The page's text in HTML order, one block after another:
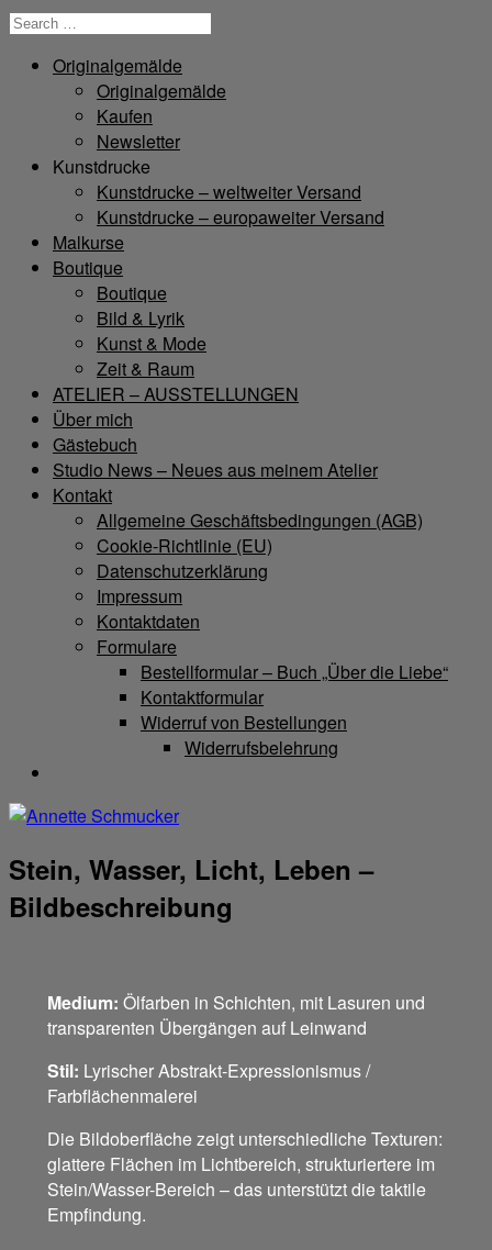
Originalgemälde
Originalgemälde
Kaufen
Newsletter
Kunstdrucke
Kunstdrucke – weltweiter Versand
Kunstdrucke – europaweiter Versand
Malkurse
Boutique
Boutique
Bild & Lyrik
Kunst & Mode
Zeit & Raum
ATELIER – AUSSTELLUNGEN
Über mich
Gästebuch
Studio News – Neues aus meinem Atelier
Kontakt
Allgemeine Geschäftsbedingungen (AGB)
Cookie-Richtlinie (EU)
Datenschutzerklärung
Impressum
Kontaktdaten
Formulare
Bestellformular – Buch „Über die Liebe“
Kontaktformular
Widerruf von Bestellungen
Widerrufsbelehrung
Stein, Wasser, Licht, Leben –
Bildbeschreibung
Medium: Ölfarben in Schichten, mit Lasuren und
transparenten Übergängen auf Leinwand
Stil: Lyrischer Abstrakt-Expressionismus /
Farbflächenmalerei
Die Bildoberfläche zeigt unterschiedliche Texturen:
glattere Flächen im Lichtbereich, strukturiertere im
Stein/Wasser-Bereich – das unterstützt die taktile
Empfindung.